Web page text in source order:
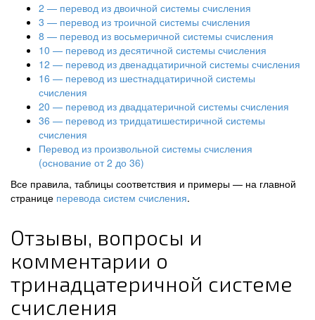
2 — перевод из двоичной системы счисления
3 — перевод из троичной системы счисления
8 — перевод из восьмеричной системы счисления
10 — перевод из десятичной системы счисления
12 — перевод из двенадцатиричной системы счисления
16 — перевод из шестнадцатиричной системы
счисления
20 — перевод из двадцатеричной системы счисления
36 — перевод из тридцатишестиричной системы
счисления
Перевод из произвольной системы счисления
(основание от 2 до 36)
Все правила, таблицы соответствия и примеры — на главной
странице перевода систем счисления.
Отзывы, вопросы и
комментарии о
тринадцатеричной системе
счисления